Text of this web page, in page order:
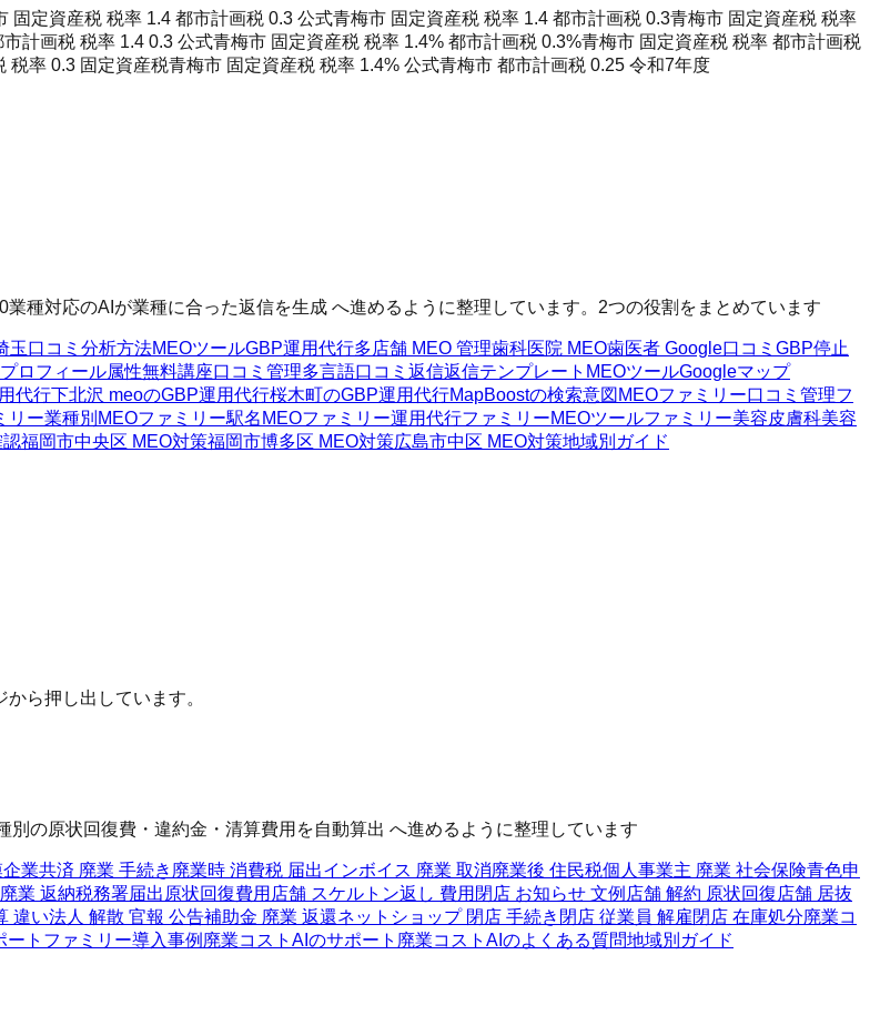
固定資産税 税率 1.4 都市計画税 0.3 公式青梅市 固定資産税 税率 1.4 都市計画税 0.3青梅市 固定資産税 税率
計画税 税率 1.4 0.3 公式青梅市 固定資産税 税率 1.4% 都市計画税 0.3%青梅市 固定資産税 税率 都市計画税
税率 0.3 固定資産税青梅市 固定資産税 税率 1.4% 公式青梅市 都市計画税 0.25 令和7年度
種対応のAIが業種に合った返信を生成 へ進めるように整理しています。2つの役割をまとめています
玉口コミ分析方法MEOツールGBP運用代行多店舗 MEO 管理歯科医院 MEO歯医者 Google口コミ GBP停止
ロフィール属性無料講座口コミ管理多言語口コミ返信返信テンプレート MEOツールGoogleマップ
代行下北沢 meoのGBP運用代行桜木町のGBP運用代行MapBoostの検索意図 MEOファミリー口コミ管理フ
リー業種別MEOファミリー駅名MEOファミリー運用代行ファミリーMEOツールファミリー美容皮膚科美容
認福岡市中央区 MEO対策福岡市博多区 MEO対策広島市中区 MEO対策地域別ガイド
ら押し出しています。
の原状回復費・違約金・清算費用を自動算出 へ進めるように整理しています
業共済 廃業 手続き 廃業時 消費税 届出インボイス 廃業 取消廃業後 住民税個人事業主 廃業 社会保険青色申
業 返納税務署届出 原状回復費用 店舗 スケルトン返し 費用 閉店 お知らせ 文例 店舗 解約 原状回復店舗 居抜
違い法人 解散 官報 公告補助金 廃業 返還ネットショップ 閉店 手続き 閉店 従業員 解雇閉店 在庫処分廃業コ
ートファミリー導入事例 廃業コストAIのサポート 廃業コストAIのよくある質問地域別ガイド